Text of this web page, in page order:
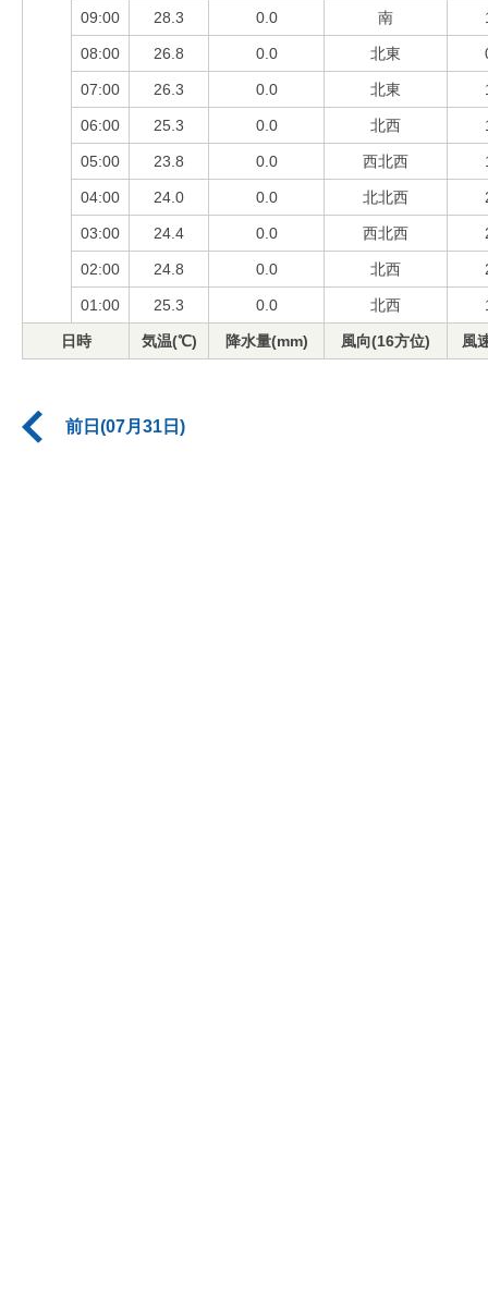
09:00 28.3 0.0 南
08:00 26.8 0.0 北東
07:00 26.3 0.0 北東
06:00 25.3 0.0 北西
05:00 23.8 0.0 西北西
04:00 24.0 0.0 北北西
03:00 24.4 0.0 西北西
02:00 24.8 0.0 北西
01:00 25.3 0.0 北西
日時 気温(℃) 降水量(mm) 風向(16方位) 風
前日(07月31日)